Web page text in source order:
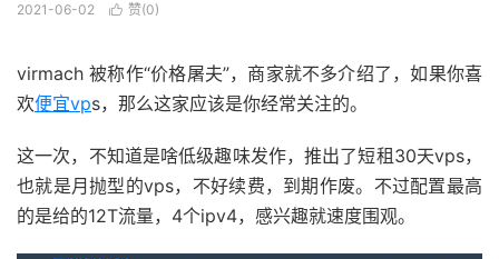
2021-06-02  赞(0)
virmach 被称作“价格屠夫”，商家就不多介绍了，如果你喜
欢便宜vps，那么这家应该是你经常关注的。
这一次，不知道是啥低级趣味发作，推出了短租30天vps，
也就是月抛型的vps，不好续费，到期作废。不过配置最高
的是给的12T流量，4个ipv4，感兴趣就速度围观。